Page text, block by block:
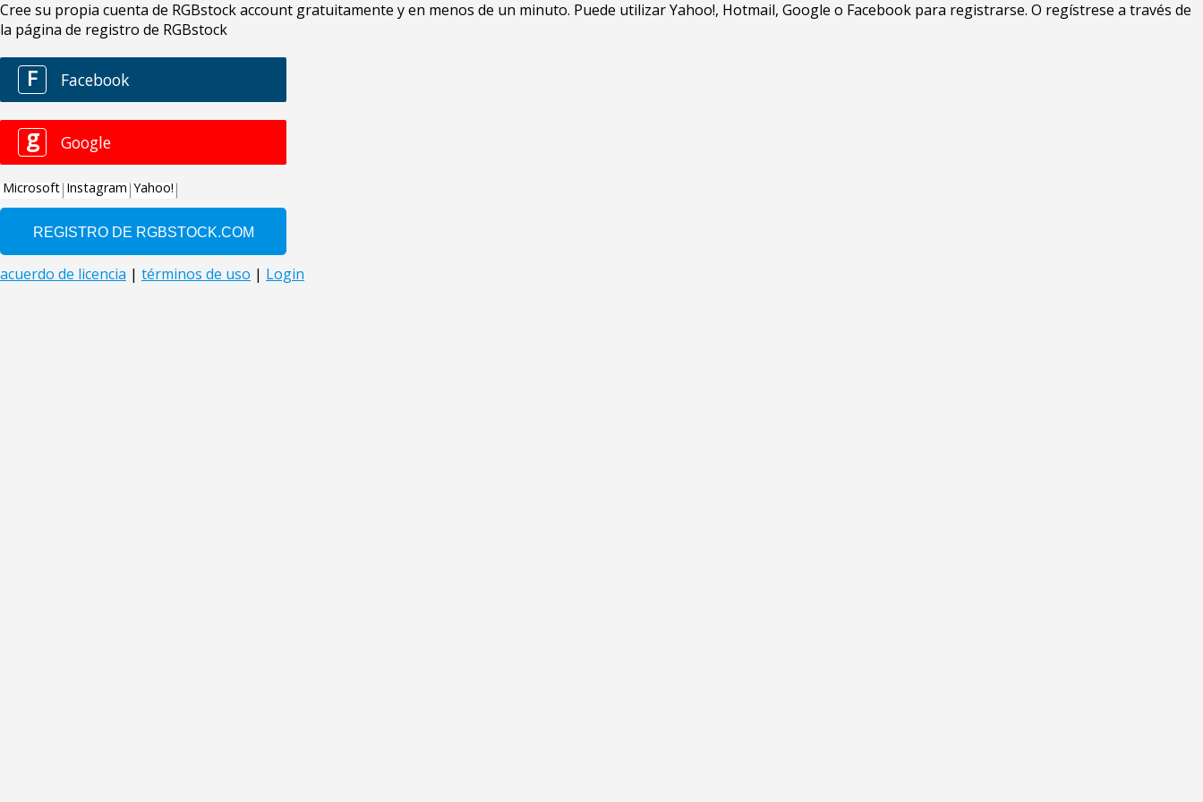
Cree su propia cuenta de RGBstock account gratuitamente y en menos de un minuto. Puede utilizar Yahoo!, Hotmail, Google o Facebook para registrarse. O regístrese a través de
la página de registro de RGBstock
F Facebook
g Google
Microsoft Instagram Yahoo!
acuerdo de licencia | términos de uso | Login